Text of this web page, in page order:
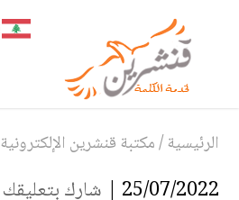
الرئيسية/مكتبة قنشرين الإلكترونية
25/07/2022 | شارك بتعليقك